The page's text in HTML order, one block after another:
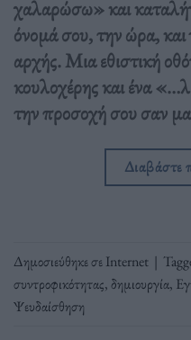
χαλαρώσω» και
όνομά σου, την ώρα, και
αρχής. Μια εθιστική
κουλοχέρης και ένα
την προσοχή σου σαν
Διαβάστε
Δημοσιεύθηκε σεInternet |
συντροφικότητας,δημιουργία,
Ψευδαίσθηση